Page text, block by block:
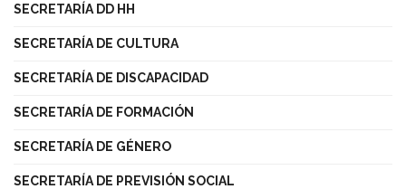
SECRETARÍA DD HH
SECRETARÍA DE CULTURA
SECRETARÍA DE DISCAPACIDAD
SECRETARÍA DE FORMACIÓN
SECRETARÍA DE GÉNERO
SECRETARÍA DE PREVISIÓN SOCIAL